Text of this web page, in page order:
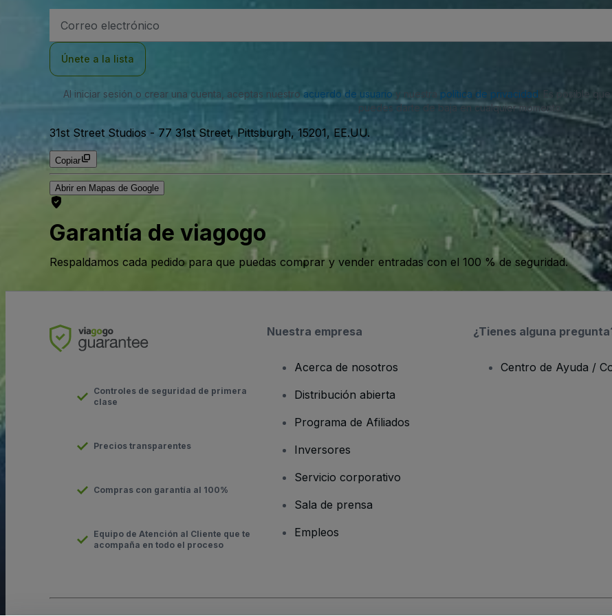
de
Únete a la lista
Al iniciar sesión o crear una cuenta, aceptas nuestro acuerdo de usuarioy nuestra política de privacidad . Es posible
puedes darte de baja en cualquier momento.
31st Street Studios - 77 31st Street, Pittsburgh, 15201, EE.UU.
Copiar
Abrir en Mapas de Google
Garantía de viagogo
Respaldamos cada pedido para que puedas comprar y vender entradas con el 100 % de seguridad.
Controles de seguridad de primera
clase
Precios transparentes
Compras con garantía al 100%
Equipo de Atención al Cliente que te
acompaña en todo el proceso
Nuestra empresa
Acerca de nosotros
Distribución abierta
Programa de Afiliados
Inversores
Servicio corporativo
Sala de prensa
Empleos
¿Tienes alguna
Centro de Ayuda /